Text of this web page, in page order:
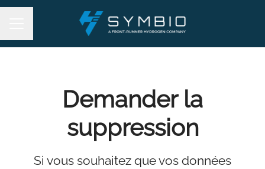
Demander la
suppression
Si vous souhaitez que vos données